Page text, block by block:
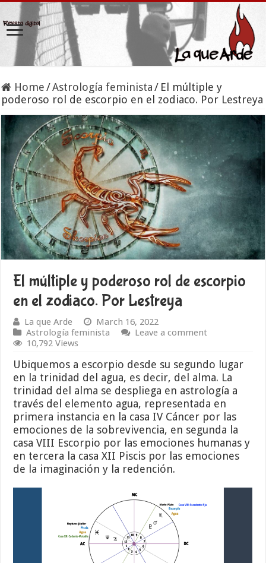
Home /Astrología feminista / El múltiple y
poderoso rol de escorpio en el zodiaco. Por Lestreya
El múltiple y poderoso rol de escorpio
en el zodiaco. Por Lestreya
La que Arde
March 16, 2022
Astrología feminista
Leave a comment
10,792 Views
Ubiquemos a escorpio desde su segundo lugar
en la trinidad del agua, es decir, del alma. La
trinidad del alma se despliega en astrología a
través del elemento agua, representada en
primera instancia en la casa IV Cáncer por las
emociones de la sobrevivencia, en segunda la
casa VIII Escorpio por las emociones humanas y
en tercera la casa XII Piscis por las emociones
de la imaginación y la redención.